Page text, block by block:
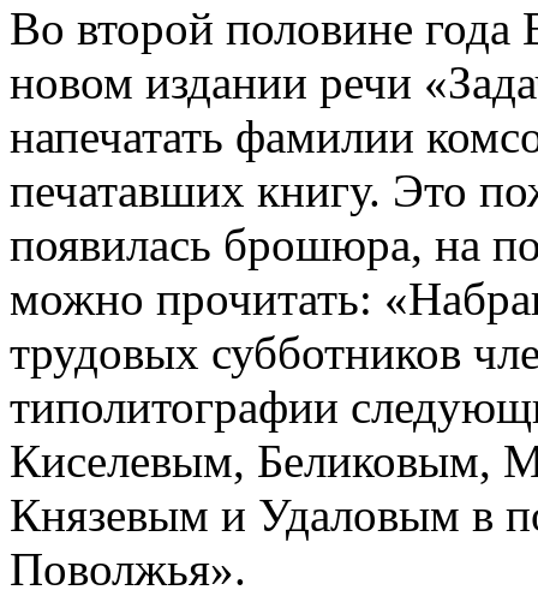
Во второй половине
новом издании речи
напечатать фамилии
печатавших книгу. Это
появилась брошюра, на
можно прочитать:
трудовых субботников
типолитографии
Киселевым, Беликовым,
Князевым и Удаловым в
Поволжья».